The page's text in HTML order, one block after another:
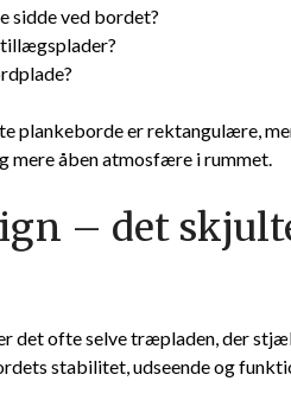
sidde ved bordet?
tillægsplader?
plankeborde er rektangulære,
mere åben atmosfære i rummet.
– det
det ofte selve træpladen, der
stabilitet, udseende og